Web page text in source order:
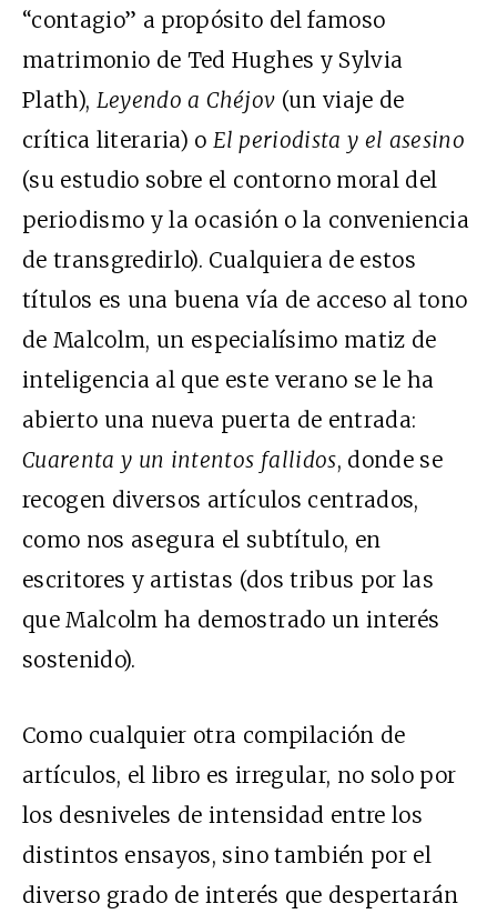
“contagio” a propósito del famoso
matrimonio de Ted Hughes y Sylvia
Plath), Leyendo a Chéjov (un viaje de
crítica literaria) o El periodista y el asesino
(su estudio sobre el contorno moral del
periodismo y la ocasión o la conveniencia
de transgredirlo). Cualquiera de estos
títulos es una buena vía de acceso al tono
de Malcolm, un especialísimo matiz de
inteligencia al que este verano se le ha
abierto una nueva puerta de entrada:
Cuarenta y un intentos fallidos, donde se
recogen diversos artículos centrados,
como nos asegura el subtítulo, en
escritores y artistas (dos tribus por las
que Malcolm ha demostrado un interés
sostenido).
Como cualquier otra compilación de
artículos, el libro es irregular, no solo por
los desniveles de intensidad entre los
distintos ensayos, sino también por el
diverso grado de interés que despertarán